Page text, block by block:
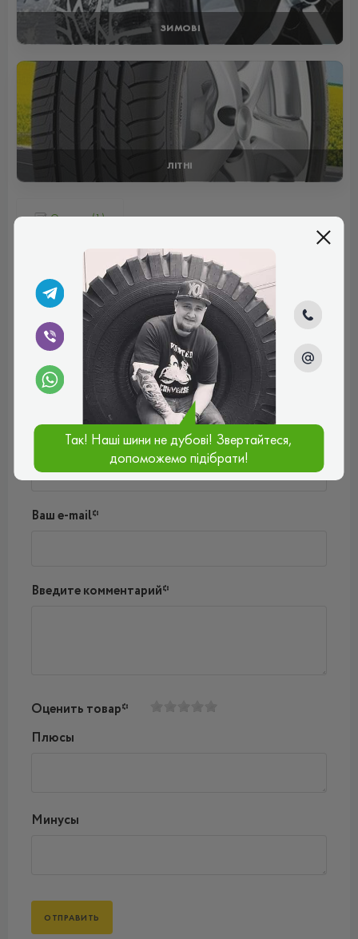
ЗИМОВІ
ЛІТНІ
Отзывы (1)
Шины нормальные, удачно сбалансированные,
повороты плавно проходят, хорошо держат дорогу. В
общем доволен выбором.
Рейтинг:
(5.0)
10.05.2024, 14:14
Написать комментарий
Ваш e-mail*
Введите комментарий*
Оценить товар*
Плюсы
Минусы
Так! Наші шини не дубові! Звертайтеся,
допоможемо підібрати!